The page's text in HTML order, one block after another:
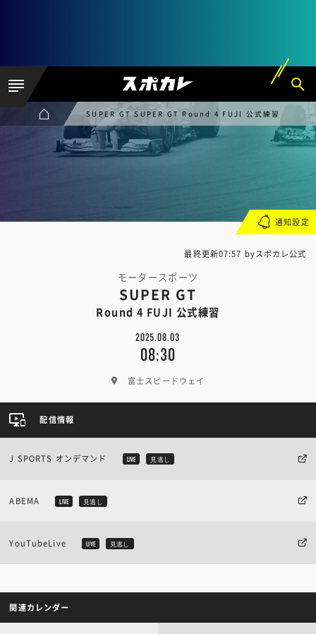
SUPER GT SUPER GT Round 4 FUJI 公式練習
最終更新07:57 byスポカレ公式
モータースポーツ
SUPER GT
Round 4 FUJI 公式練習
2025.08.03
08:30
富士スピードウェイ
通知設定
配信情報
J SPORTS オンデマンド LIVE 見逃し
ABEMA LIVE 見逃し
YouTubeLive LIVE 見逃し
関連カレンダー